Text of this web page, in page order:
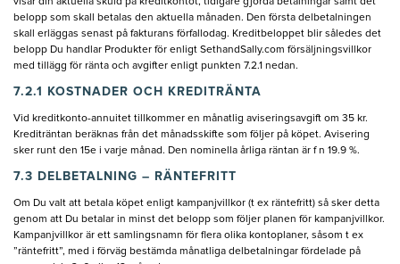
belopp som skall betalas den aktuella månaden. Den första delbetalningen
skall erläggas senast på fakturans förfallodag. Kreditbeloppet blir således det
belopp Du handlar Produkter för enligt SethandSally.com försäljningsvillkor
med tillägg för ränta och avgifter enligt punkten 7.2.1 nedan.
7.2.1 KOSTNADER OCH KREDITRÄNTA
Vid kreditkonto-annuitet tillkommer en månatlig aviseringsavgift om 35 kr.
Krediträntan beräknas från det månadsskifte som följer på köpet. Avisering
sker runt den 15e i varje månad. Den nominella årliga räntan är f n 19.9 %.
7.3 DELBETALNING – RÄNTEFRITT
Om Du valt att betala köpet enligt kampanjvillkor (t ex räntefritt) så sker detta
genom att Du betalar in minst det belopp som följer planen för kampanjvillkor.
Kampanjvillkor är ett samlingsnamn för flera olika kontoplaner, såsom t ex
”räntefritt”, med i förväg bestämda månatliga delbetalningar fördelade på